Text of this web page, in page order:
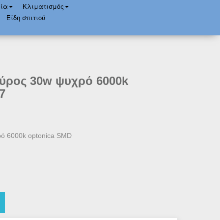
Κλιματισμός
Είδη σπιτιού
30w ψυχρό 6000k
6000k optonica SMD